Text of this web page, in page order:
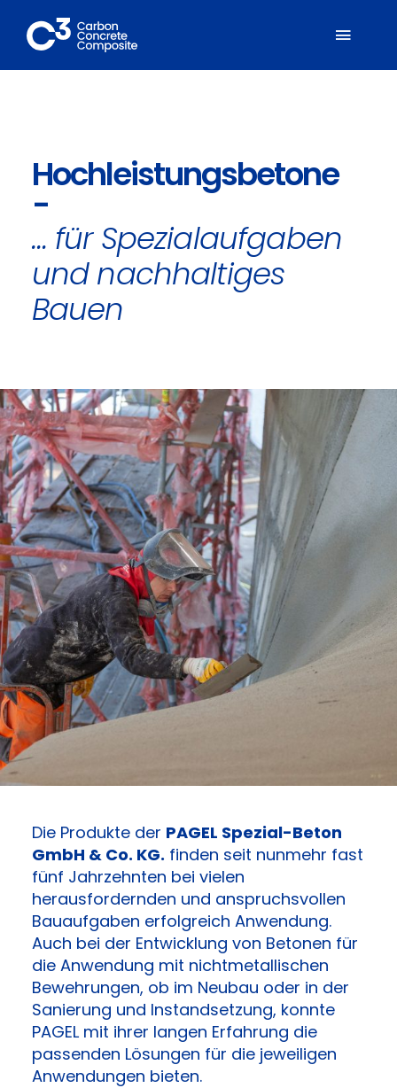
Inhalt
springen
Mitglieder
Carbonbeton
Hochleistungsbetone
-
… für Spezialaufgaben
und nachhaltiges
Bauen
Die Produkte der PAGEL Spezial-Beton
GmbH & Co. KG. finden seit nunmehr fast
fünf Jahrzehnten bei vielen
herausfordernden und anspruchsvollen
Bauaufgaben erfolgreich Anwendung.
Auch bei der Entwicklung von Betonen für
die Anwendung mit nichtmetallischen
Bewehrungen, ob im Neubau oder in der
Sanierung und Instandsetzung, konnte
PAGEL mit ihrer langen Erfahrung die
passenden Lösungen für die jeweiligen
Anwendungen bieten.